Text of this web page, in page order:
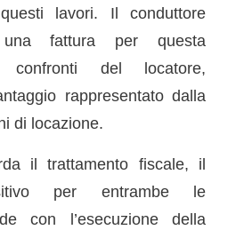
lavori. Il conduttore
fattura per questa
confronti del locatore,
rappresentato dalla
di locazione.
il trattamento fiscale, il
per entrambe le
con l’esecuzione della